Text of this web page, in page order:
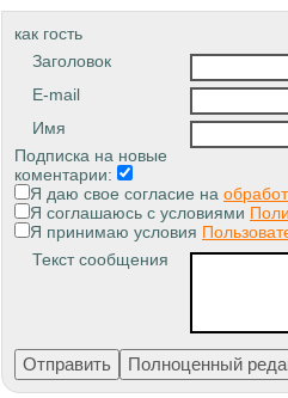
как гость
Заголовок
E-mail
Имя
Подписка на новые
коментарии:
Я даю свое согласие на
Я соглашаюсь с условиями
Я принимаю условия
Текст сообщения